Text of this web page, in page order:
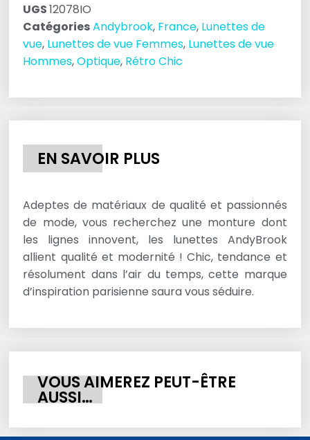
UGS12078IO
CatégoriesAndybrook, France, Lunettes de
vue, Lunettes de vue Femmes, Lunettes de vue
Hommes,Optique, Rétro Chic
EN SAVOIR PLUS
Adeptes de matériaux de qualité et passionnés
de mode, vous recherchez une monture dont
les lignes innovent, les lunettes AndyBrook
allient qualité et modernité ! Chic, tendance et
résolument dans l’air du temps, cette marque
d’inspiration parisienne saura vous séduire.
VOUS AIMEREZ PEUT-ÊTRE
AUSSI…